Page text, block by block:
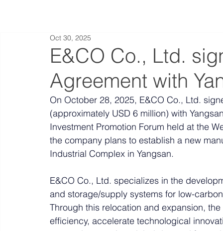
E&CO Co., Ltd.
Agreement with
Oct 30, 2025
On October 28, 2025, E&CO Co., Ltd.
(approximately USD 6 million) with
Investment Promotion Forum held at the
the company plans to establish a new
Industrial Complex in Yangsan.
E&CO Co., Ltd. specializes in the
and storage/supply systems for low-
Through this relocation and expansion,
efficiency, accelerate technological